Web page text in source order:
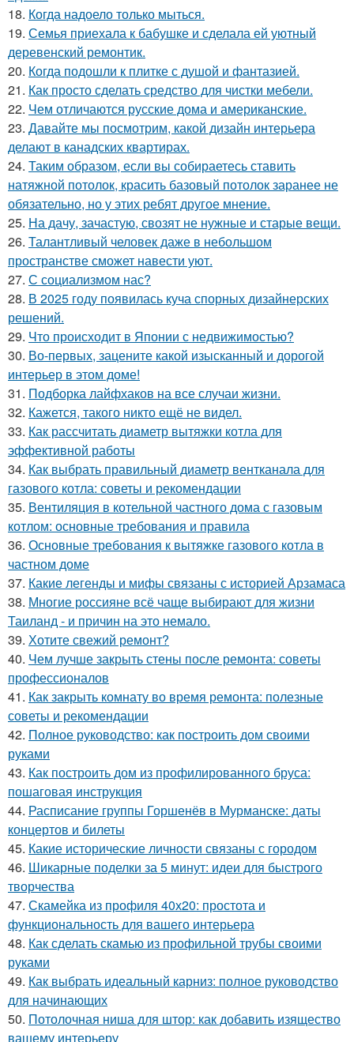
18. Когда надоело только мыться.
19. Семья приехала к бабушке и сделала ей уютный
деревенский ремонтик.
20. Когда подошли к плитке с душой и фантазией.
21. Как просто сделать средство для чистки мебели.
22. Чем отличаются русские дома и американские.
23. Давайте мы посмотрим, какой дизайн интерьера
делают в канадских квартирах.
24. Таким образом, если вы собираетесь ставить
натяжной потолок, красить базовый потолок заранее не
обязательно, но у этих ребят другое мнение.
25. На дачу, зачастую, свозят не нужные и старые вещи.
26. Талантливый человек даже в небольшом
пространстве сможет навести уют.
27. С социализмом нас?
28. В 2025 году появилась куча спорных дизайнерских
решений.
29. Что происходит в Японии с недвижимостью?
30. Во-первых, зацените какой изысканный и дорогой
интерьер в этом доме!
31. Подборка лайфхаков на все случаи жизни.
32. Кажется, такого никто ещё не видел.
33. Как рассчитать диаметр вытяжки котла для
эффективной работы
34. Как выбрать правильный диаметр вентканала для
газового котла: советы и рекомендации
35. Вентиляция в котельной частного дома с газовым
котлом: основные требования и правила
36. Основные требования к вытяжке газового котла в
частном доме
37. Какие легенды и мифы связаны с историей Арзамаса
38. Многие россияне всё чаще выбирают для жизни
Таиланд - и причин на это немало.
39. Хотите свежий ремонт?
40. Чем лучше закрыть стены после ремонта: советы
профессионалов
41. Как закрыть комнату во время ремонта: полезные
советы и рекомендации
42. Полное руководство: как построить дом своими
руками
43. Как построить дом из профилированного бруса:
пошаговая инструкция
44. Расписание группы Горшенёв в Мурманске: даты
концертов и билеты
45. Какие исторические личности связаны с городом
46. Шикарные поделки за 5 минут: идеи для быстрого
творчества
47. Скамейка из профиля 40х20: простота и
функциональность для вашего интерьера
48. Как сделать скамью из профильной трубы своими
руками
49. Как выбрать идеальный карниз: полное руководство
для начинающих
50. Потолочная ниша для штор: как добавить изящество
вашему интерьеру